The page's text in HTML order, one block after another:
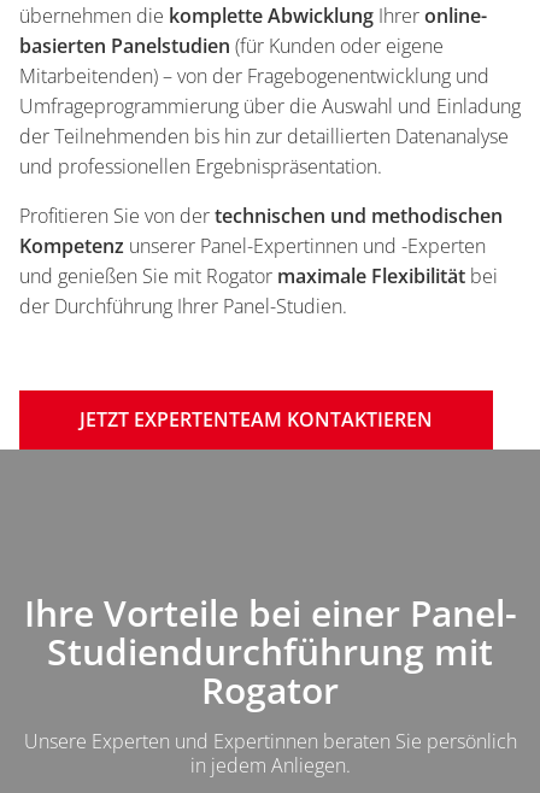
übernehmen die komplette Abwicklung Ihreronline-
basierten Panelstudien (für Kunden oder eigene
Mitarbeitenden) – von der Fragebogenentwicklung und
Umfrageprogrammierung über die Auswahl und Einladung
der Teilnehmenden bis hin zur detaillierten Datenanalyse
und professionellen Ergebnispräsentation.
Profitieren Sie von dertechnischen und methodischen
Kompetenz unserer Panel-Expertinnen und -Experten
und genießen Sie mit Rogator maximale Flexibilität bei
der Durchführung Ihrer Panel-Studien.
JETZT EXPERTENTEAM KONTAKTIEREN
Einleitung
Ihre Vorteile bei einer Panel-
Studiendurchführung mit
Rogator
Unsere Experten und Expertinnen beraten Sie persönlich
in jedem Anliegen.